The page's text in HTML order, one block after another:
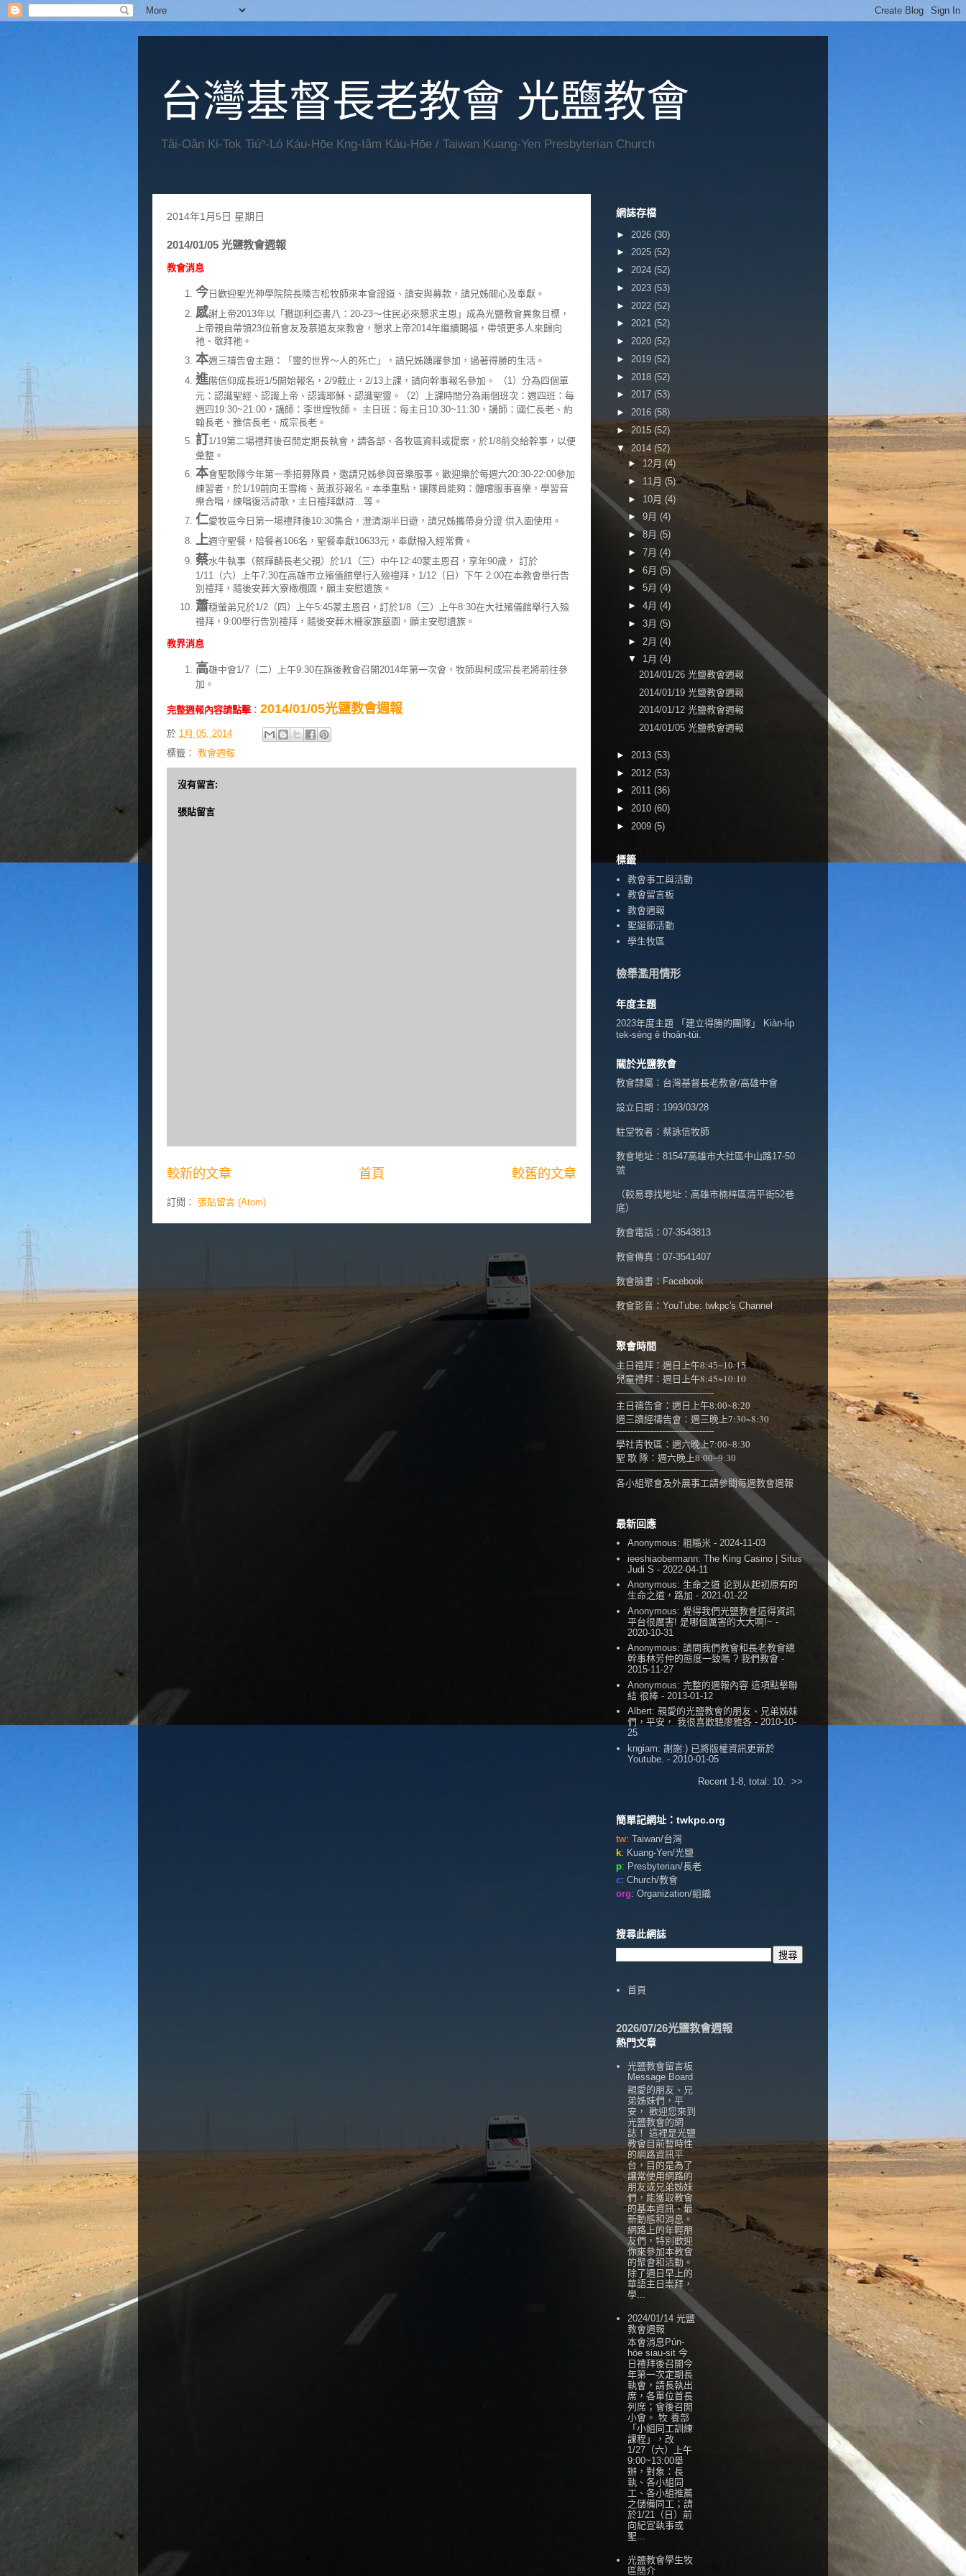
台灣基督長老教會 光鹽教會
Tâi-Oân Ki-Tok Tiúⁿ-Ló Káu-Hōe Kng-Iâm Káu-Hōe / Taiwan Kuang-Yen Presbyterian Church
2014年1月5日 星期日
2014/01/05 光鹽教會週報
教會消息
今日歡迎聖光神學院院長陳吉松牧師來本會證道、請安與募款，請兄姊關心及奉獻。
感謝上帝2013年以「撒迦利亞書八：20-23～住民必來懇求主恩」成為光鹽教會異象目標，
上帝親自帶領23位新會友及慕道友來教會，懇求上帝2014年繼續賜福，帶領更多人來歸向
祂、敬拜祂。
本週三禱告會主題：「靈的世界～人的死亡」，請兄姊踴躍參加，過著得勝的生活。
進階信仰成長班1/5開始報名，2/9截止，2/13上課，請向幹事報名參加。 （1）分為四個單
元：認識聖經、認識上帝、認識耶穌、認識聖靈。（2）上課時間分為兩個班次： 週四班：每
週四19:30~21:00，講師：李世煌牧師。 主日班：每主日10:30~11:30，講師：國仁長老、約
翰長老、雅信長老、成宗長老。
訂1/19第二場禮拜後召開定期長執會，請各部、各牧區資料或提案，於1/8前交給幹事，以便
彙整。
本會聖歌隊今年第一季招募隊員，邀請兄姊參與音樂服事。歡迎樂於每週六20:30-22:00參加
練習者，於1/19前向王雪梅、黃淑芬報名。本季重點，讓隊員能夠：體嚐服事喜樂，學習音
樂合唱，練唱復活詩歌，主日禮拜獻詩…等。
仁愛牧區今日第一場禮拜後10:30集合，澄清湖半日遊，請兄姊攜帶身分證 供入園使用。
上週守聖餐，陪餐者106名，聖餐奉獻10633元，奉獻撥入經常費。
蔡水牛執事（蔡輝麟長老父親）於1/1（三）中午12:40蒙主恩召，享年90歲， 訂於
1/11（六）上午7:30在高雄市立殯儀館舉行入殮禮拜，1/12（日）下午 2:00在本教會舉行告
別禮拜，隨後安葬大寮橄欖園，願主安慰遺族。
蕭穏螢弟兄於1/2（四）上午5:45蒙主恩召，訂於1/8（三）上午8:30在大社殯儀館舉行入殮
禮拜，9:00舉行告別禮拜，隨後安葬木柵家族墓園，願主安慰遺族。
教界消息
高雄中會1/7（二）上午9:30在旗後教會召開2014年第一次會，牧師與柯成宗長老將前往參
加。
完整週報內容請點擊： 2014/01/05光鹽教會週報
於 1月 05, 2014
標籤： 教會週報
沒有留言:
張貼留言
較新的文章 較舊的文章
首頁
訂閱： 張貼留言 (Atom)
網誌存檔
► 2026 (30)
► 2025 (52)
► 2024 (52)
► 2023 (53)
► 2022 (52)
► 2021 (52)
► 2020 (52)
► 2019 (52)
► 2018 (52)
► 2017 (53)
► 2016 (58)
► 2015 (52)
▼ 2014 (52)
► 12月 (4)
► 11月 (5)
► 10月 (4)
► 9月 (4)
►8月 (5)
► 7月 (4)
► 6月 (5)
► 5月 (4)
► 4月 (4)
► 3月 (5)
► 2月 (4)
▼ 1月 (4)
2014/01/26 光鹽教會週報
2014/01/19 光鹽教會週報
2014/01/12 光鹽教會週報
2014/01/05 光鹽教會週報
► 2013 (53)
► 2012 (53)
► 2011 (36)
► 2010 (60)
► 2009 (5)
標籤
教會事工與活動
教會留言板
教會週報
聖誕節活動
學生牧區
檢舉濫用情形
年度主題
2023年度主題 「建立得勝的團隊」 Kiàn-li̍p
tek-sèng ê thoân-tūi.
關於光鹽教會
教會隸屬：台灣基督長老教會/高雄中會
設立日期：1993/03/28
駐堂牧者：蔡詠信牧師
教會地址： 81547高雄市大社區中山路17-50
號
（較易尋找地址：高雄市楠梓區清平街52巷
底）
教會電話：07-3543813
教會傳真：07-3541407
教會臉書：Facebook
教會影音：YouTube: twkpc's Channel
聚會時間
主日禮拜：週日上午8:45~10:15
兒童禮拜：週日上午8:45~10:10
----------------------------------
主日禱告會：週日上午8:00~8:20
週三讀經禱告會：週三晚上7:30~8:30
----------------------------------
學社青牧區：週六晚上7:00~8:30
聖 歌 隊： 週六晚上8:00~9:30
----------------------------------
各小組聚會及外展事工請參閱每週教會週報
最新回應
Anonymous:粗糙米 - 2024-11-03
ieeshiaobermann:The King Casino | Situs
Judi S - 2022-04-11
Anonymous: 生命之道 论到从起初原有的
生命之道，路加 - 2021-01-22
Anonymous: 覺得我們光鹽教會這得資訊
平台很厲害! 是哪個厲害的大大啊!~ -
2020-10-31
Anonymous:請問我們教會和長老教會總
幹事林芳仲的態度一致嗎 ? 我們教會 -
2015-11-27
Anonymous:完整的週報內容 這項點擊聯
結 很棒- 2013-01-12
Albert:親愛的光鹽教會的朋友、兄弟姊妹
們，平安， 我很喜歡聽廖雅各 - 2010-10-
25
kngiam:謝謝:) 已將版權資訊更新於
Youtube. - 2010-01-05
Recent 1-8, total: 10. >>
簡單記網址：twkpc.org
tw: Taiwan/台灣
k: Kuang-Yen/光鹽
p: Presbyterian/長老
c: Church/教會
org: Organization/組織
搜尋此網誌
首頁
2026/07/26光鹽教會週報
熱門文章
光鹽教會留言板
Message Board
親愛的朋友、兄
弟姊妹們，平
安， 歡迎您來到
光鹽教會的網
誌！ 這裡是光鹽
教會目前暫時性
的網路資訊平
台，目的是為了
讓常使用網路的
朋友或兄弟姊妹
們，能獲取教會
的基本資訊、最
新動態和消息。
網路上的年輕朋
友們，特別歡迎
你來參加本教會
的聚會和活動。
除了週日早上的
華語主日崇拜，
學...
2024/01/14 光鹽
教會週報
本會消息Pún-
hōe siau-sit 今
日禮拜後召開今
年第一次定期長
執會，請長執出
席，各單位首長
列席；會後召開
小會。 牧 養部
「小組同工訓練
課程」，改
1/27（六）上午
9:00~13:00舉
辦，對象：長
執、各小組同
工、各小組推薦
之儲備同工；請
於1/21（日）前
向紀宣執事或
聖...
光鹽教會學生牧
區簡介